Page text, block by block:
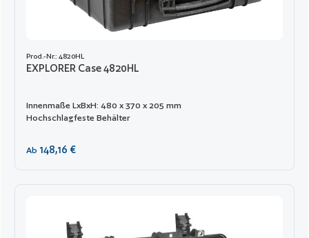
Prod.-Nr.: 4820HL
EXPLORER Case 4820HL
Innenmaße LxBxH: 480 x 370 x 205 mm
Hochschlagfeste Behälter
Regulärer Preis:
Ab 148,16 €